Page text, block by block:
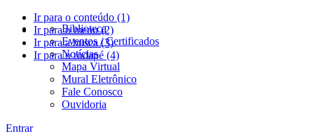
Ir para o conteúdo (1)
Ir para o menu (2)
Ir para a busca (3)
Ir para o rodapé (4)
Biblioteca
Eventos / Certificados
Notícias
Mapa Virtual
Mural Eletrônico
Fale Conosco
Ouvidoria
Entrar